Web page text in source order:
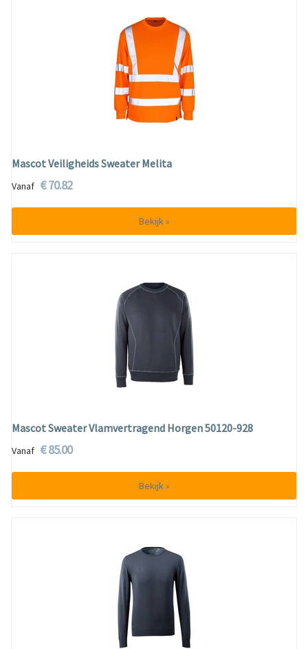
Mascot Veiligheids Sweater Melita
Vanaf € 70.82
Bekijk »
Mascot Sweater Vlamvertragend Horgen 50120-928
Vanaf € 85.00
Bekijk »